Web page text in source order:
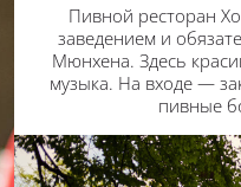
Пивной ресторан
заведением и
Мюнхена. Здесь
музыка. На входе —
пивные